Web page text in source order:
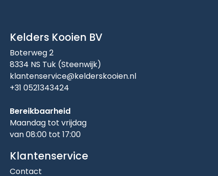
Kelders Kooien BV
Boterweg 2
8334 NS Tuk (Steenwijk)
klantenservice@kelderskooien.nl
+31 0521343424
Bereikbaarheid
Maandag tot vrijdag
van 08:00 tot 17:00
Klantenservice
Contact